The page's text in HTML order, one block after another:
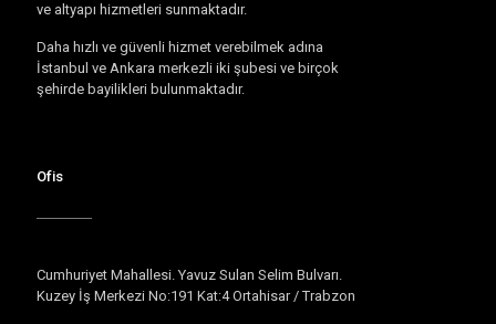
ve altyapı hizmetleri sunmaktadır.
Daha hızlı ve güvenli hizmet verebilmek adına
İstanbul ve Ankara merkezli iki şubesi ve birçok
şehirde bayilikleri bulunmaktadır.
Ofis
Cumhuriyet Mahallesi. Yavuz Sulan Selim Bulvarı.
Kuzey İş Merkezi No:191 Kat:4 Ortahisar / Trabzon